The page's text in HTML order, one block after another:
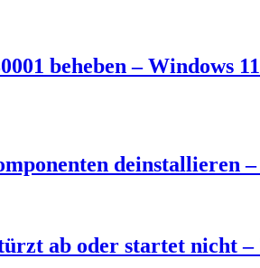
beheben – Windows
deinstallieren
ab oder startet nicht